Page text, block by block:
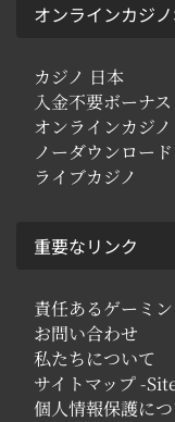
オンラインカジ
カジノ 日本
入金不要ボーナス
オンラインカジ
ノーダウンロード
ライブカジノ
重要なリンク
責任あるゲーミ
お問い合わせ
私たちについて
サイトマップ -
個人情報保護に